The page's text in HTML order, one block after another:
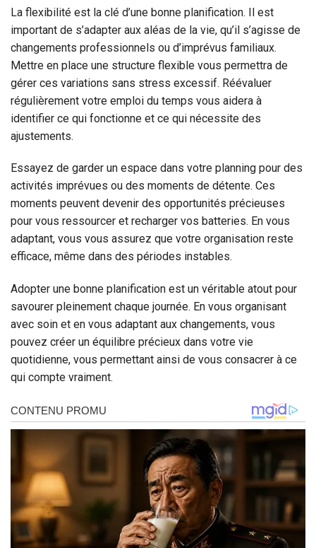
La flexibilité est la clé d’une bonne planification. Il est
important de s’adapter aux aléas de la vie, qu’il s’agisse de
changements professionnels ou d’imprévus familiaux.
Mettre en place une structure flexible vous permettra de
gérer ces variations sans stress excessif. Réévaluer
régulièrement votre emploi du temps vous aidera à
identifier ce qui fonctionne et ce qui nécessite des
ajustements.
Essayez de garder un espace dans votre planning pour des
activités imprévues ou des moments de détente. Ces
moments peuvent devenir des opportunités précieuses
pour vous ressourcer et recharger vos batteries. En vous
adaptant, vous vous assurez que votre organisation reste
efficace, même dans des périodes instables.
Adopter une bonne planification est un véritable atout pour
savourer pleinement chaque journée. En vous organisant
avec soin et en vous adaptant aux changements, vous
pouvez créer un équilibre précieux dans votre vie
quotidienne, vous permettant ainsi de vous consacrer à ce
qui compte vraiment.